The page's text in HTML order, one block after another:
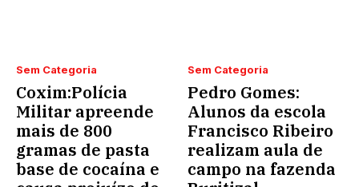
Sem Categoria
Coxim:Polícia
Militar apreende
mais de 800
gramas de pasta
base de cocaína e
Sem Categoria
Pedro Gomes:
Alunos da escola
Francisco Ribeiro
realizam aula de
campo na fazenda